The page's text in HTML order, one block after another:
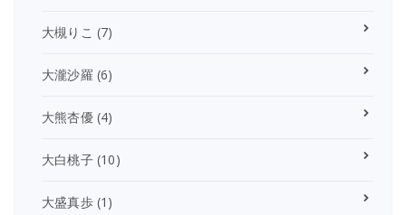
大槻りこ (7)
大瀧沙羅 (6)
大熊杏優(4)
大白桃子(10)
大盛真歩(1)